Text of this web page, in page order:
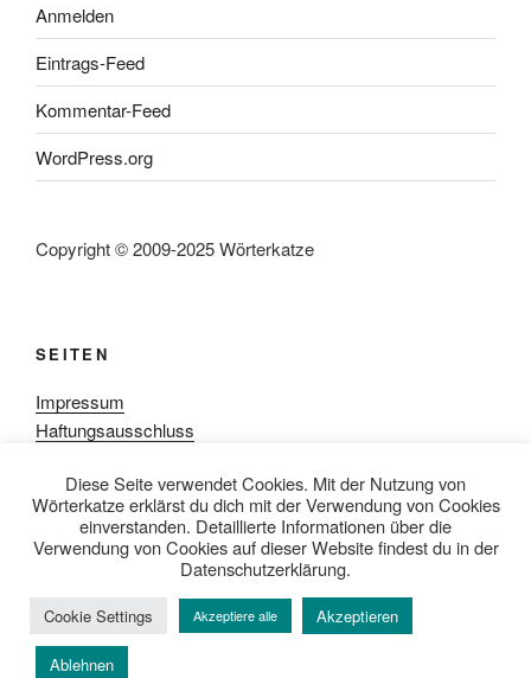
Anmelden
Eintrags-Feed
Kommentar-Feed
WordPress.org
Copyright © 2009-2025 Wörterkatze
SEITEN
Impressum
Haftungsausschluss
Rezensionpolitik
Bewertungsschema
Media-Kit
Datenschutzerklärung
Diese Seite verwendet Cookies. Mit der Nutzung von
Wörterkatze erklärst du dich mit der Verwendung von Cookies
einverstanden. Detaillierte Informationen über die
Verwendung von Cookies auf dieser Website findest du in der
Datenschutzerklärung.
Cookie Settings Akzeptiere alle Akzeptieren
Ablehnen